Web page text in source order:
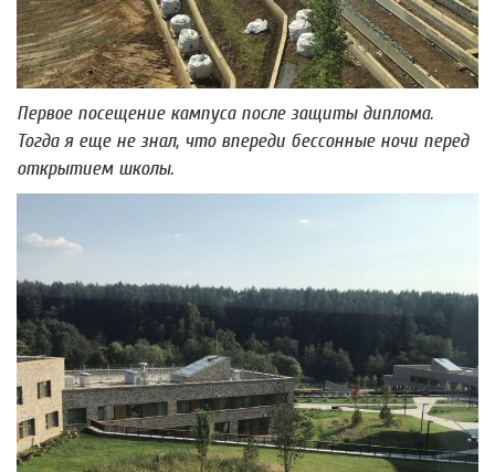
Первое посещение кампуса после защиты диплома.
Тогда я еще не знал, что впереди бессонные ночи перед
открытием школы.